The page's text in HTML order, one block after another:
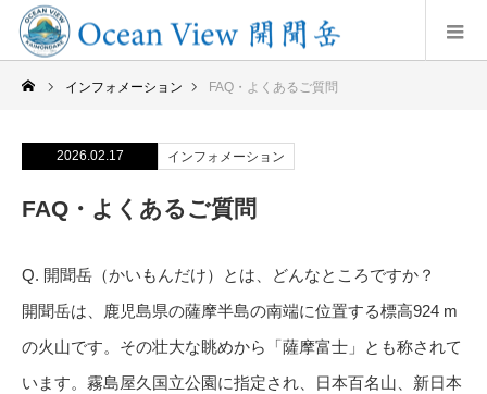
インフォメーション FAQ・よくあるご質問
2026.02.17 インフォメーション
FAQ・よくあるご質問
Q. 開聞岳（かいもんだけ）とは、どんなところですか？
開聞岳は、鹿児島県の薩摩半島の南端に位置する標高924 m
の火山です。その壮大な眺めから「薩摩富士」とも称されて
います。霧島屋久国立公園に指定され、日本百名山、新日本